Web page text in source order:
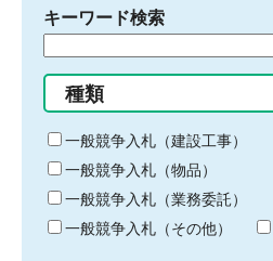
キーワード検索
る
キ
ー
ワ
ー
ド
種類
一般競争入札（建設工事）
一般競争入札（物品）
一般競争入札（業務委託）
一般競争入札（その他）